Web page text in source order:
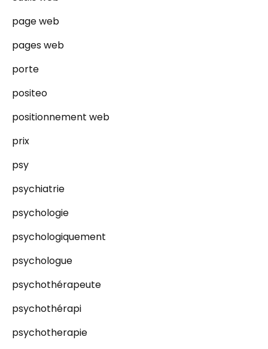
page web
pages web
porte
positeo
positionnement web
prix
psy
psychiatrie
psychologie
psychologiquement
psychologue
psychothérapeute
psychothérapi
psychotherapie